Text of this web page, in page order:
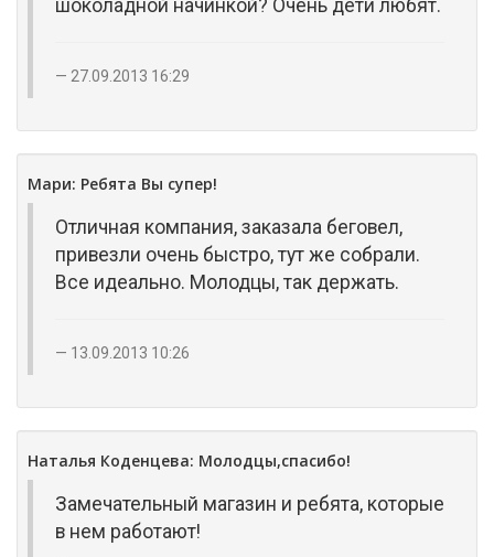
шоколадной начинкой? Очень дети любят.
27.09.2013 16:29
Мари: Ребята Вы супер!
Отличная компания, заказала беговел,
привезли очень быстро, тут же собрали.
Все идеально. Молодцы, так держать.
13.09.2013 10:26
Наталья Коденцева: Молодцы,спасибо!
Замечательный магазин и ребята, которые
в нем работают!